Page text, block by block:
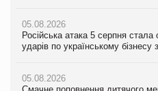
05.08.2026
Російська атака 5 серпня
ударів по українському
05.08.2026
05.08.2026
Сергій Лісунов про заморожені
PrivateLabel&FMCG Master 2026
04.08.2026
продуктів